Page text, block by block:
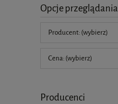
Opcje przeglądania
Producent: (wybierz)
Cena: (wybierz)
Producenci